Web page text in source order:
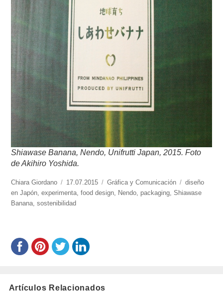
Shiawase Banana, Nendo, Unifrutti Japan, 2015. Foto
de Akihiro Yoshida.
https://www.experimenta.es/author/chiara-
giordano/
Chiara Giordano
Publicado
el
17.07.2015 Categorías
Gráfica y Comunicación Etiquetas
diseño
en Japón ,experimenta ,food design Nendo packaging ,Shiawase
Banana ,sostenibilidad
Artículos Relacionados